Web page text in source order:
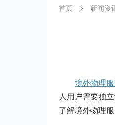
首页 新闻资
境外物理
人用户需要独
了解境外物理